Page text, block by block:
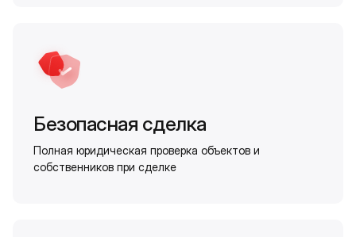
Безопасная сделка
Полная юридическая проверка объектов и
собственников при сделке